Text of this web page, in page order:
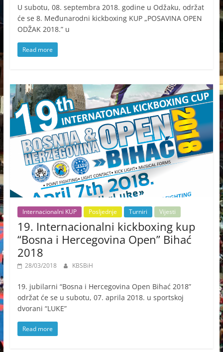
U subotu, 08. septembra 2018. godine u Odžaku, održat
će se 8. Međunarodni kickboxing KUP „POSAVINA OPEN
ODŽAK 2018.” u
Read more
Internacionalni KUP Posljednje Turniri Vijesti
19. Internacionalni kickboxing kup
“Bosna i Hercegovina Open” Bihać
2018
28/03/2018 KBSBiH
19. jubilarni “Bosna i Hercegovina Open Bihać 2018”
održat će se u subotu, 07. aprila 2018. u sportskoj
dvorani “LUKE”
Read more